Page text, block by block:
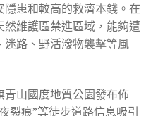
患和較高的救濟本錢。在
維護區禁進區域，能夠遭
路、野活潑物襲擊等風
青山國度地質公園發布佈
裂痕”等徒步道路信息吸引